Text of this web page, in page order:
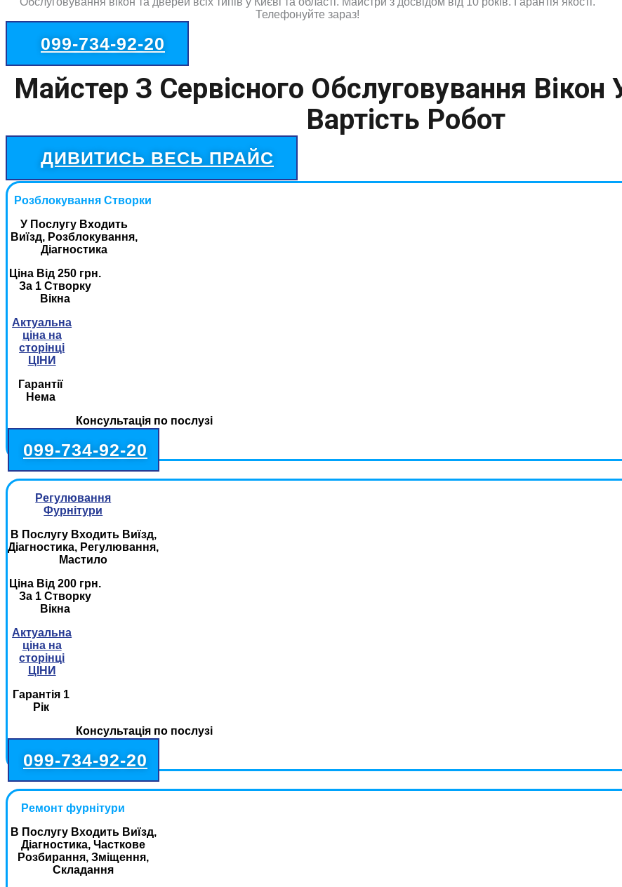
Телефонуйте зараз!
099-734-92-20
Майстер З Сервісного Обслуговування Вікон
Вартість Робот
ДИВИТИСЬ ВЕСЬ ПРАЙС
Розблокування Створки
У Послугу Входить
Виїзд, Розблокування,
Діагностика
Ціна Від 250 грн.
За 1 Створку
Вікна
Актуальна
ціна на
сторінці
ЦІНИ
Гарантії
Нема
Консультація по послузі
099-734-92-20
Регулювання
Фурнітури
В Послугу Входить Виїзд,
Діагностика, Регулювання,
Мастило
Ціна Від 200 грн.
За 1 Створку
Вікна
Актуальна
ціна на
сторінці
ЦІНИ
Гарантія 1
Рік
Консультація по послузі
099-734-92-20
Ремонт фурнітури
В Послугу Входить Виїзд,
Діагностика, Часткове
Розбирання, Зміщення,
Складання